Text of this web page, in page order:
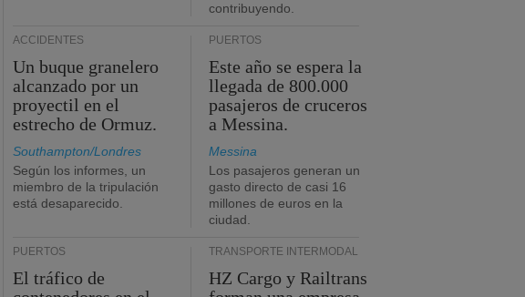
contribuyendo.
ACCIDENTES
Un buque granelero
alcanzado por un
proyectil en el
estrecho de Ormuz.
Southampton/Londres
Según los informes, un
miembro de la tripulación
está desaparecido.
PUERTOS
Este año se espera la
llegada de 800.000
pasajeros de cruceros
a Messina.
Messina
Los pasajeros generan un
gasto directo de casi 16
millones de euros en la
ciudad.
PUERTOS
El tráfico de
TRANSPORTE INTERMODAL
HZ Cargo y Railtrans